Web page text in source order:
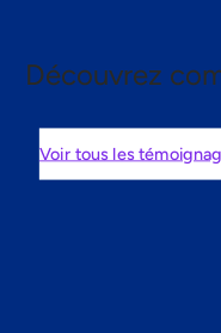
Découvrez
Voir tous les